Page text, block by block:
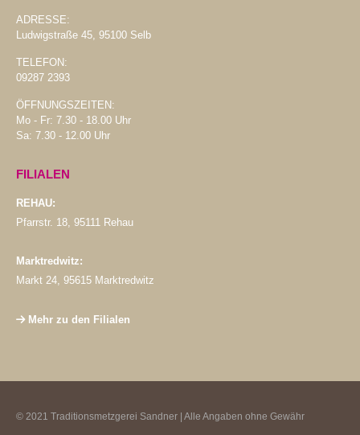
ADRESSE:
Ludwigstraße 45, 95100 Selb
TELEFON:
09287 2393
ÖFFNUNGSZEITEN:
Mo - Fr: 7.30 - 18.00 Uhr
Sa: 7.30 - 12.00 Uhr
FILIALEN
REHAU:
Pfarrstr. 18, 95111 Rehau
Marktredwitz:
Markt 24, 95615 Marktredwitz
Mehr zu den Filialen
© 2021 Traditionsmetzgerei Sandner | Alle Angaben ohne Gewähr